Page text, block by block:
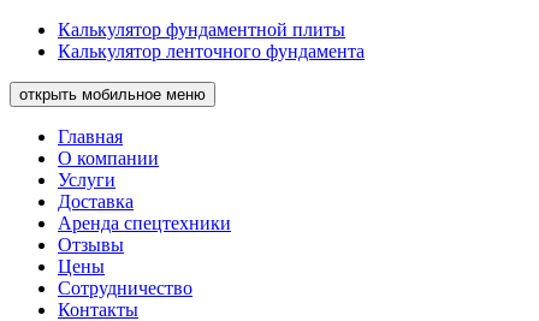
Калькулятор фундаментной плиты
Калькулятор ленточного фундамента
открыть мобильное меню
Главная
О компании
Услуги
Доставка
Аренда спецтехники
Отзывы
Цены
Сотрудничество
Контакты